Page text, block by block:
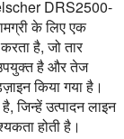
DRS2500-
के लिए एक
है, जो तार
उपयुक्त है और तेज
किया गया है।
जिन्हें उत्पादन लाइन
होती है।